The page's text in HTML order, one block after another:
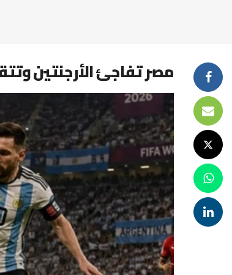
مصر تفاجئ الأرجنتين